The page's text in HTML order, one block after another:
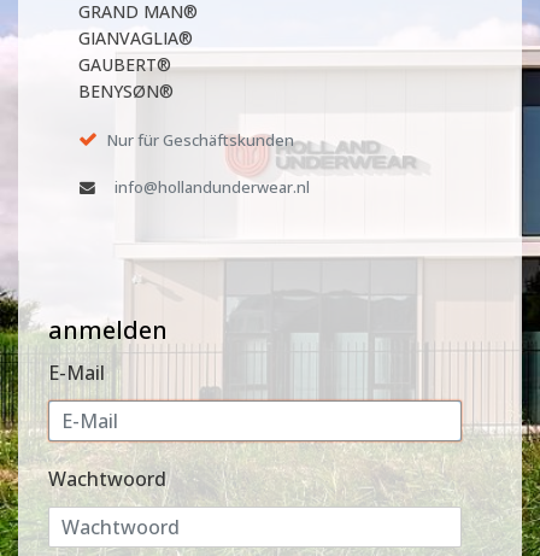
GRAND MAN®
GIANVAGLIA®
GAUBERT®
BENYSØN®
Nur für Geschäftskunden
info@hollandunderwear.nl
anmelden
E-Mail
Wachtwoord